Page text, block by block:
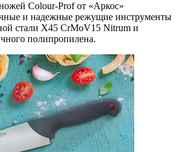
Colour-Prof от «Аркос»
и надежные режущие инструменты
стали X45 CrMoV15 Nitrum и
полипропилена.